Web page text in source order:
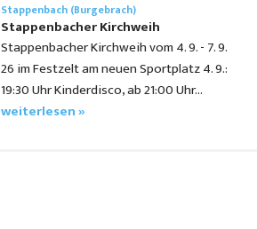
Stappenbach (Burgebrach)
Stappenbacher Kirchweih
Stappenbacher Kirchweih vom 4. 9. - 7. 9.
26 im Festzelt am neuen Sportplatz 4. 9.:
19:30 Uhr Kinderdisco, ab 21:00 Uhr…
weiterlesen »